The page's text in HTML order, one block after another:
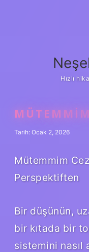
Hızlı
Tarih: Ocak 2, 2026
Mütemmim
Perspektiften
Bir düşünün,
bir kıtada bir
sistemini nasıl